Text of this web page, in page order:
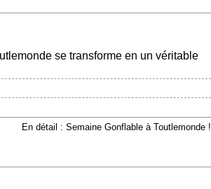
se transforme en un véritable
En détail : Semaine Gonflable à Toutlemonde !